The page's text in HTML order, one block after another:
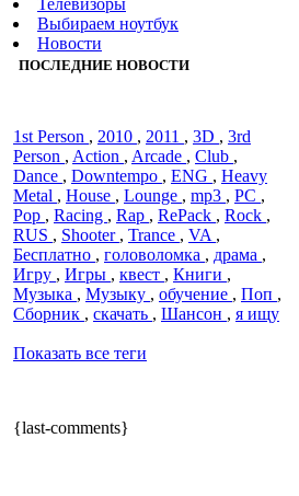
Выбираем ноутбук
Новости
ПОСЛЕДНИЕ НОВОСТИ
1st Person , 2010 , 2011 , 3D , 3rd
Person , Action , Arcade , Club ,
Dance , Downtempo , ENG , Heavy
Metal , House , Lounge , mp3 , PC ,
Pop , Racing , Rap , RePack , Rock ,
RUS , Shooter , Trance , VA ,
Бесплатно , головоломка , драма ,
Игру , Игры , квест , Книги ,
Музыка , Музыку , обучение , Поп ,
Сборник , скачать , Шансон , я ищу
Показать все теги
{last-comments}